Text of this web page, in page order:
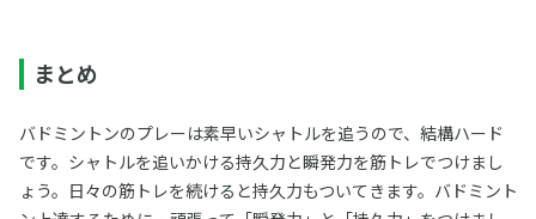
まとめ
バドミントンのプレーは素早いシャトルを追うので、結構ハード
です。シャトルを追いかける持久力と瞬発力を筋トレでつけまし
ょう。日々の筋トレを続けると持久力もついてきます。バドミント